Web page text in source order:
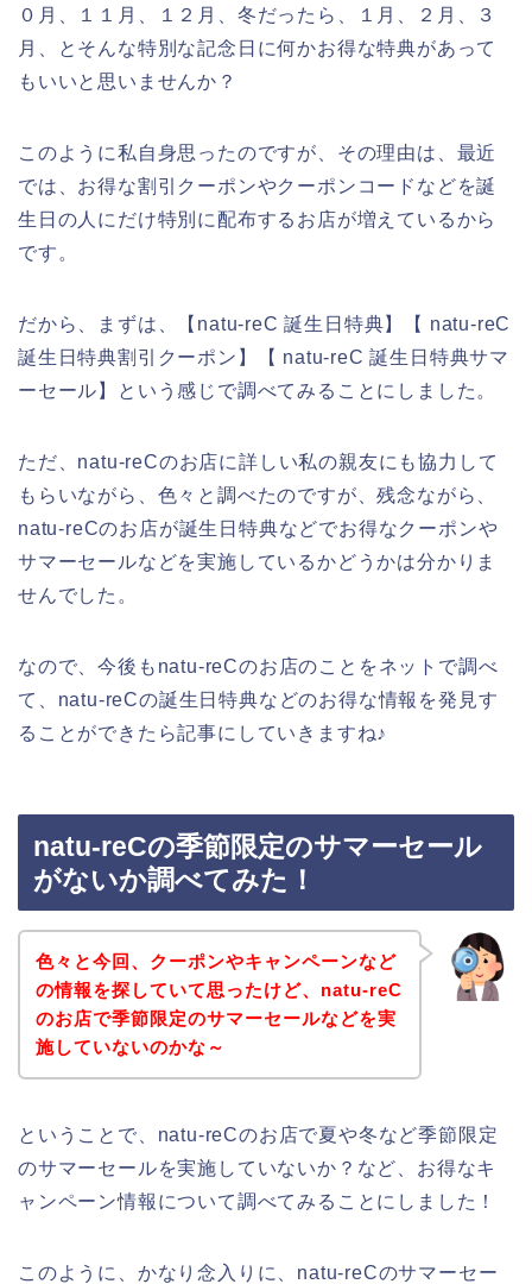
０月、１１月、１２月、冬だったら、１月、２月、３
月、とそんな特別な記念日に何かお得な特典があって
もいいと思いませんか？
このように私自身思ったのですが、その理由は、最近
では、お得な割引クーポンやクーポンコードなどを誕
生日の人にだけ特別に配布するお店が増えているから
です。
だから、まずは、【natu-reC 誕生日特典】【 natu-reC
誕生日特典割引クーポン】【 natu-reC 誕生日特典サマ
ーセール】という感じで調べてみることにしました。
ただ、natu-reCのお店に詳しい私の親友にも協力して
もらいながら、色々と調べたのですが、残念ながら、
natu-reCのお店が誕生日特典などでお得なクーポンや
サマーセールなどを実施しているかどうかは分かりま
せんでした。
なので、今後もnatu-reCのお店のことをネットで調べ
て、natu-reCの誕生日特典などのお得な情報を発見す
ることができたら記事にしていきますね♪
natu-reCの季節限定のサマーセール
がないか調べてみた！
色々と今回、クーポンやキャンペーンなど
の情報を探していて思ったけど、natu-reC
のお店で季節限定のサマーセールなどを実
施していないのかな～
ということで、natu-reCのお店で夏や冬など季節限定
のサマーセールを実施していないか？など、お得なキ
ャンペーン情報について調べてみることにしました！
このように、かなり念入りに、natu-reCのサマーセー